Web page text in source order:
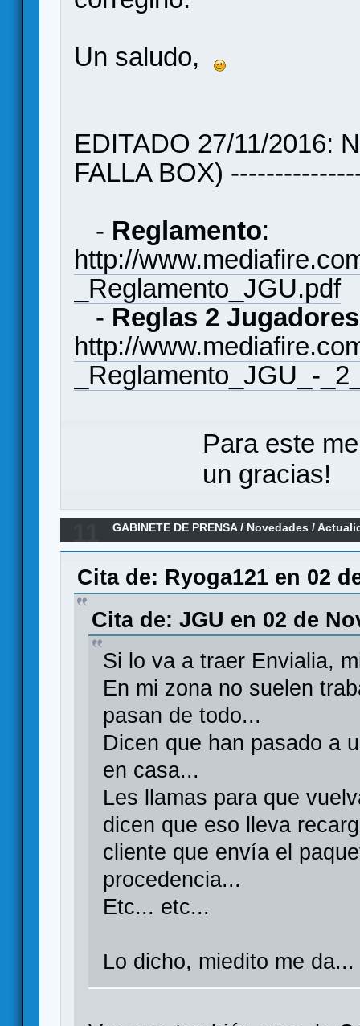
Un saludo,
EDITADO 27/11/2016:
FALLA BOX)
- Reglamento:
http://
_Reglamento_JGU.pdf
- Reglas 2 Jugadores
http://
_Reglamento_JGU_-
Para este
un gracias!
GABINETE DE PRENSA/ Novedades /
para Xia en castellano por Maldito Games
Cita de: Ryoga121 en 02
Cita de: JGU en 02 de
Si lo va a traer Envialia,
En mi zona no suelen
pasan de todo...
Dicen que han pasado a
en casa...
Les llamas para que
dicen que eso lleva
cliente que envía el
procedencia...
Etc... etc...
Lo dicho, miedito me